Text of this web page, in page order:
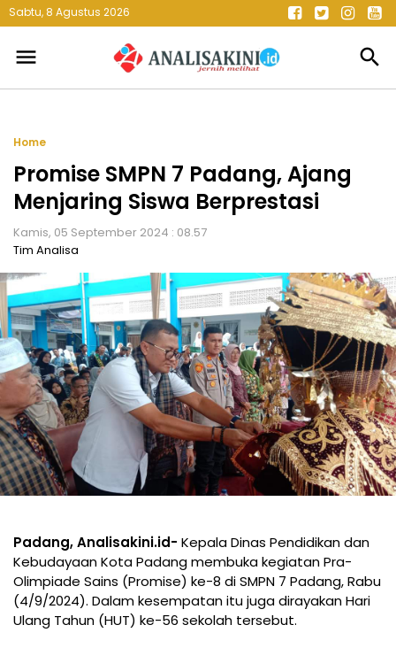
Sabtu, 8 Agustus 2026
menu search
Home
Promise SMPN 7 Padang, Ajang
Menjaring Siswa Berprestasi
Kamis, 05 September 2024 : 08.57
Tim Analisa
Padang, Analisakini.id- Kepala Dinas Pendidikan dan
Kebudayaan Kota Padang membuka kegiatan Pra-
Olimpiade Sains (Promise) ke-8 di SMPN 7 Padang, Rabu
(4/9/2024). Dalam kesempatan itu juga dirayakan Hari
Ulang Tahun (HUT) ke-56 sekolah tersebut.